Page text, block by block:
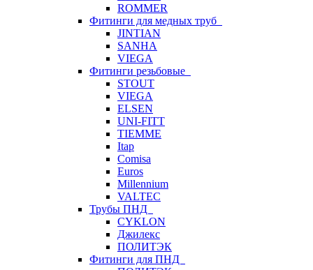
ROMMER
Фитинги для медных труб
JINTIAN
SANHA
VIEGA
Фитинги резьбовые
STOUT
VIEGA
ELSEN
UNI-FITT
TIEMME
Itap
Comisa
Euros
Millennium
VALTEC
Трубы ПНД
CYKLON
Джилекс
ПОЛИТЭК
Фитинги для ПНД